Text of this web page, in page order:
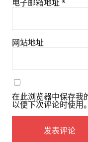
电子邮箱地址 *
网站地址
在此浏览器中保存我
以便下次评论时使用